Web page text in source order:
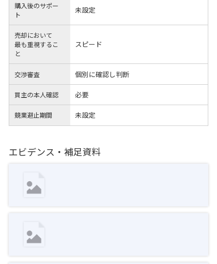
購入後のサポー
ト
未設定
売却において
最も重視するこ
と
スピード
交渉審査 個別に確認し判断
買主の本人確認 必要
競業避止期間 未設定
エビデンス・補足資料